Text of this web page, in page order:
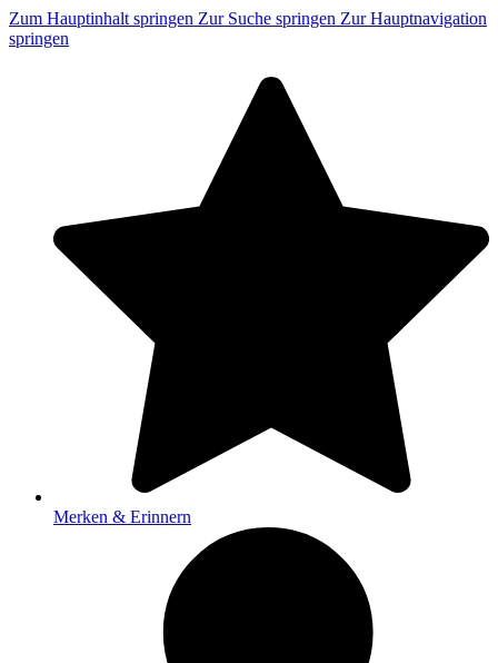
Zum Hauptinhalt springen Zur Suche springen Zur Hauptnavigation
springen
Merken & Erinnern